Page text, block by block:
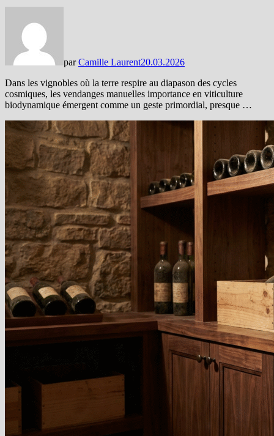
parCamille Laurent20.03.2026
Dans les vignobles où la terre respire au diapason des cycles
cosmiques, les vendanges manuelles importance en viticulture
biodynamique émergent comme un geste primordial, presque …